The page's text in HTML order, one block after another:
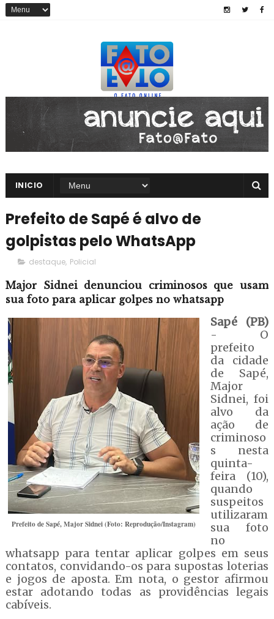
INICIO
Prefeito de Sapé é alvo de
golpistas pelo WhatsApp
destaque, Policial
Major Sidnei denunciou criminosos que usam
sua foto para aplicar golpes no whatsapp
Prefeito de Sapé, Major Sidnei (Foto: Reprodução/Instagram)
Sapé (PB)
- O
prefeito
da cidade
de Sapé,
Major
Sidnei, foi
alvo da
ação de
criminoso
s nesta
quinta-
feira (10),
quando
suspeitos
utilizaram
sua foto
no
whatsapp para tentar aplicar golpes em seus
contatos, convidando-os para supostas loterias
e jogos de aposta. Em nota, o gestor afirmou
estar adotando todas as providências legais
cabíveis.